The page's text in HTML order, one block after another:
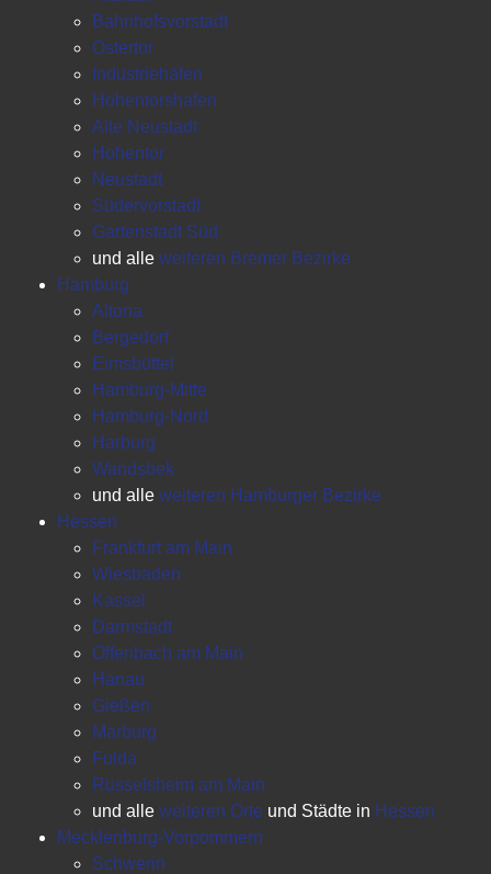
Bahnhofsvorstadt
Ostertor
Industriehäfen
Hohentorshafen
Alte Neustadt
Hohentor
Neustadt
Südervorstadt
Gartenstadt Süd
und alle weiteren Bremer Bezirke
Hamburg
Altona
Bergedorf
Eimsbüttel
Hamburg-Mitte
Hamburg-Nord
Harburg
Wandsbek
und alle weiteren Hamburger Bezirke
Hessen
Frankfurt am Main
Wiesbaden
Kassel
Darmstadt
Offenbach am Main
Hanau
Gießen
Marburg
Fulda
Rüsselsheim am Main
und alle weiteren Orte und Städte in Hessen
Mecklenburg-Vorpommern
Schwerin